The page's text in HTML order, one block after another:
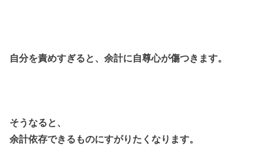
自分を責めすぎると、余計に自尊心が傷つきます。
そうなると、
余計依存できるものにすがりたくなります。